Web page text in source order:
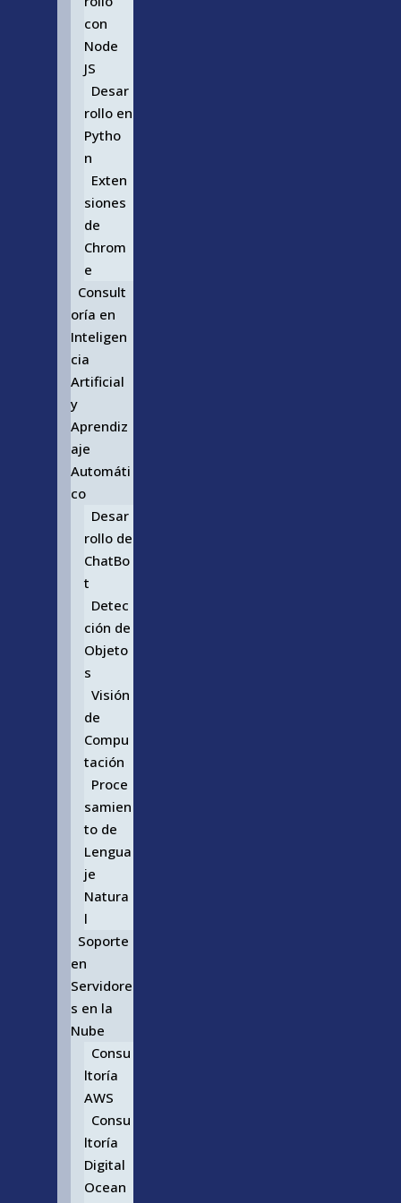
con
Node
JS
Desar
rollo en
Pytho
n
Exten
siones
de
Chrom
e
Consult
oría en
Inteligen
cia
Artificial
y
Aprendiz
aje
Automáti
co
Desar
rollo de
ChatBo
t
Detec
ción de
Objeto
s
Visión
de
Compu
tación
Proce
samien
to de
Lengua
je
Natura
l
Soporte
en
Servidore
s en la
Nube
Consu
ltoría
AWS
Consu
ltoría
Digital
Ocean